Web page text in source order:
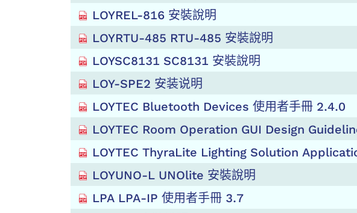
LOYREL-816 安裝說明
LOYRTU-485 RTU-485 安裝說明
LOYSC8131 SC8131 安裝說明
LOY-SPE2 安装说明
LOYTEC Bluetooth Devices 使用者手冊 2.4.0
LOYTEC Room Operation GUI Design
LOYTEC ThyraLite Lighting Solution
LOYUNO-L UNOlite 安裝說明
LPA LPA-IP 使用者手冊 3.7